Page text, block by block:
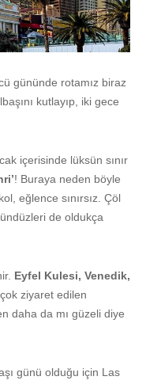
gününde rotamız biraz
kutlayıp, iki gece
içerisinde lüksün sınır
! Buraya neden böyle
eğlence sınırsız. Çöl
de oldukça
Eyfel Kulesi, Venedik,
ziyaret edilen
daha da mı güzeli diye
günü olduğu için Las